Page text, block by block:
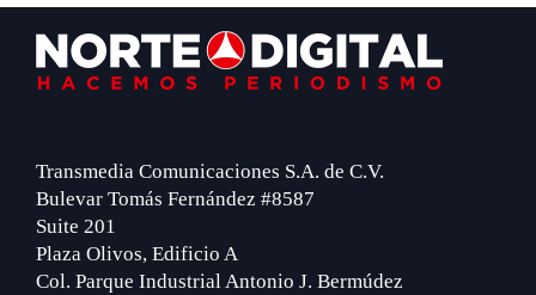
Footer
Transmedia Comunicaciones S.A. de C.V.
Bulevar Tomás Fernández #8587
Suite 201
Plaza Olivos, Edificio A
Col. Parque Industrial Antonio J. Bermúdez